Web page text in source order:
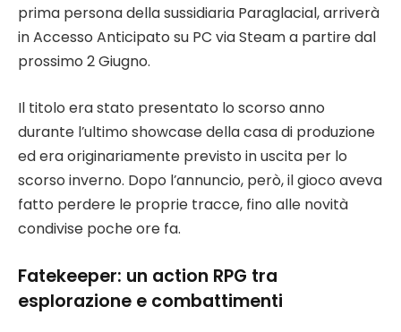
prima persona della sussidiaria Paraglacial, arriverà
in Accesso Anticipato su PC via Steam a partire dal
prossimo 2 Giugno.
Il titolo era stato presentato lo scorso anno
durante l’ultimo showcase della casa di produzione
ed era originariamente previsto in uscita per lo
scorso inverno. Dopo l’annuncio, però, il gioco aveva
fatto perdere le proprie tracce, fino alle novità
condivise poche ore fa.
Fatekeeper: un action RPG tra
esplorazione e combattimenti